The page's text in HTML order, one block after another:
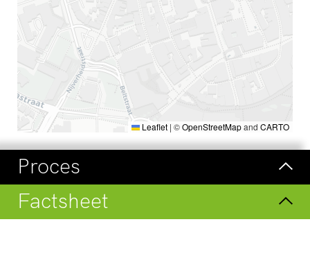
Leaflet | ©OpenStreetMapand CARTO
Proces
Bekijk onze updates op LinkedIn Bezoek
Factsheet